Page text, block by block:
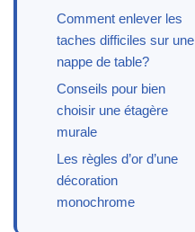
Comment enlever les
taches difficiles sur une
nappe de table?
Conseils pour bien
choisir une étagère
murale
Les règles d’or d’une
décoration
monochrome